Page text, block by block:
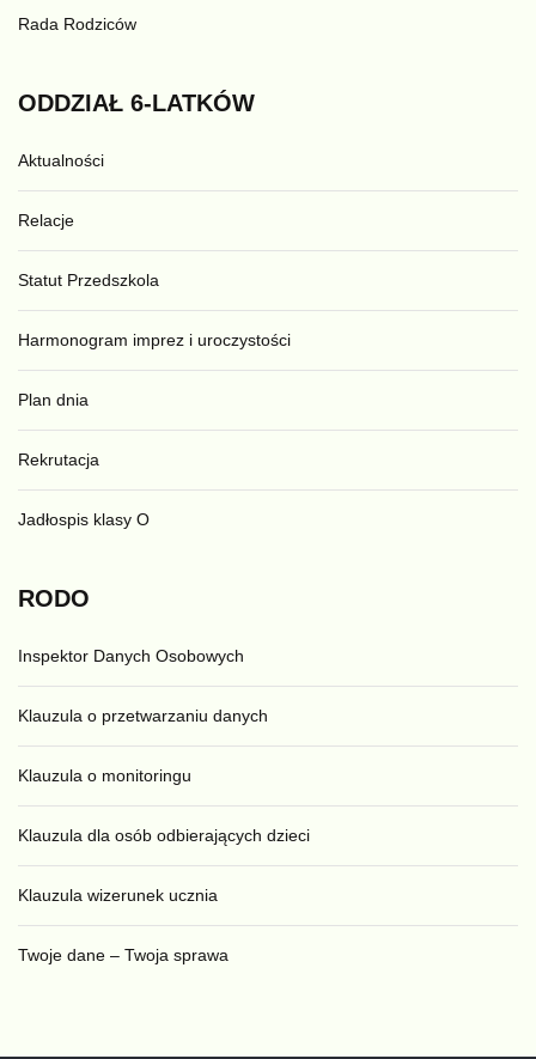
Rada Rodziców
ODDZIAŁ 6-LATKÓW
Aktualności
Relacje
Statut Przedszkola
Harmonogram imprez i uroczystości
Plan dnia
Rekrutacja
Jadłospis klasy O
RODO
Inspektor Danych Osobowych
Klauzula o przetwarzaniu danych
Klauzula o monitoringu
Klauzula dla osób odbierających dzieci
Klauzula wizerunek ucznia
Twoje dane – Twoja sprawa